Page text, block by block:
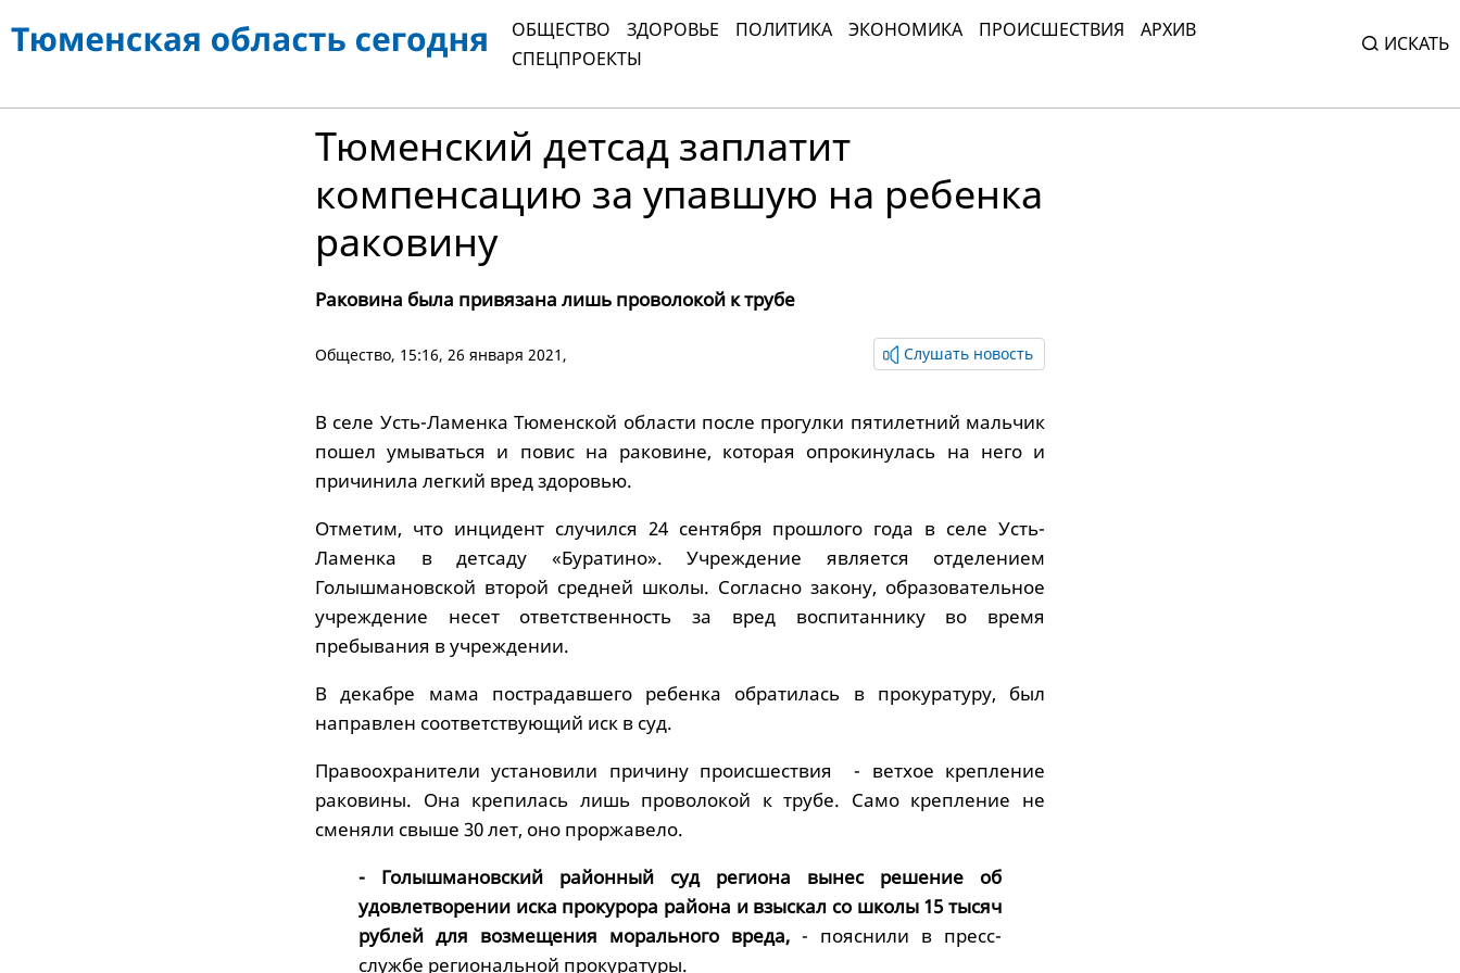
ОБЩЕСТВО ЗДОРОВЬЕ ПОЛИТИКА ЭКОНОМИКА ПРОИСШЕСТВИЯ
АРХИВ
СПЕЦПРОЕКТЫ
ИСКАТЬ
Тюменский детсад заплатит
компенсацию за упавшую на ребенка
раковину
Раковина была привязана лишь проволокой к трубе
Общество, 15:16, 26 января 2021, Слушать новость
В селе Усть-Ламенка Тюменской области после прогулки пятилетний мальчик
пошел умываться и повис на раковине, которая опрокинулась на него и
причинила легкий вред здоровью.
Отметим, что инцидент случился 24 сентября прошлого года в селе Усть-
Ламенка в детсаду «Буратино». Учреждение является отделением
Голышмановской второй средней школы. Согласно закону, образовательное
учреждение несет ответственность за вред воспитаннику во время
пребывания в учреждении.
В декабре мама пострадавшего ребенка обратилась в прокуратуру, был
направлен соответствующий иск в суд.
Правоохранители установили причину происшествия - ветхое крепление
раковины. Она крепилась лишь проволокой к трубе. Само крепление не
сменяли свыше 30 лет, оно проржавело.
- Голышмановский районный суд региона вынес решение об
удовлетворении иска прокурора района и взыскал со школы 15 тысяч
рублей для возмещения морального вреда, - пояснили в пресс-
службе региональной прокуратуры.